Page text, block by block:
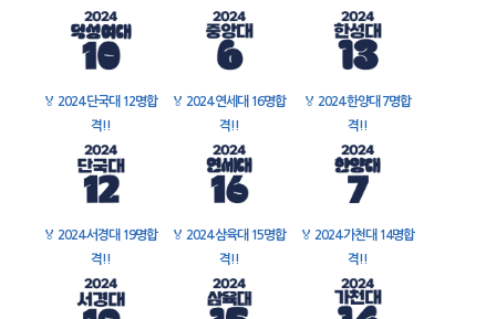
🏅 2024 단국대 12명합
격!!
🏅 2024 연세대 16명합
격!!
🏅 2024 한양대 7명합
격!!
🏅 2024 서경대 19명합
격!!
🏅 2024 삼육대 15명합
격!!
🏅 2024 가천대 14명합
격!!